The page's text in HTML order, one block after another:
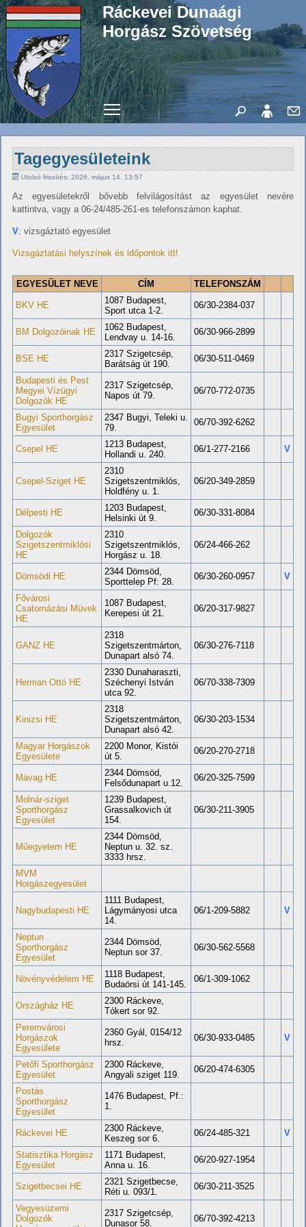
Ráckevei Dunaági
Horgász Szövetség
Toggle main menu visibility
Tagegyesületeink
Utolsó frissítés: 2026. május 14. 13:57
Az egyesületekről bővebb felvilágosítást az egyesület nevére
kattintva, vagy a 06-24/485-261-es telefonszámon kaphat.
V: vizsgáztató egyesület
Vizsgáztatási helyszínek és időpontok itt!
EGYESÜLET NEVE CÍM TELEFONSZÁM
BKV HE
1087 Budapest,
Sport utca 1-2.
06/30-2384-037
BM Dolgozóinak HE
1062 Budapest,
Lendvay u. 14-16.
06/30-966-2899
BSE HE
2317 Szigetcsép,
Barátság út 190.
06/30-511-0469
Budapesti és Pest
Megyei Vízügyi
Dolgozók HE
2317 Szigetcsép,
Napos út 79.
06/70-772-0735
Bugyi Sporthorgász
Egyesület
2347 Bugyi, Teleki u.
79.
06/70-392-6262
Csepel HE
1213 Budapest,
Hollandi u. 240.
06/1-277-2166 V
Csepel-Sziget HE
2310
Szigetszentmiklós,
Holdfény u. 1.
06/20-349-2859
Délpesti HE
1203 Budapest,
Helsinki út 9.
06/30-331-8084
Dolgozók
Szigetszentmiklósi
HE
2310
Szigetszentmiklós,
Horgász u. 18.
06/24-466-262
Dömsödi HE
2344 Dömsöd,
Sporttelep Pf: 28.
06/30-260-0957 V
Fővárosi
Csatornázási Müvek
HE
1087 Budapest,
Kerepesi út 21.
06/20-317-9827
GANZ HE
2318
Szigetszentmárton,
Dunapart alsó 74.
06/30-276-7118
Herman Ottó HE
2330 Dunaharaszti,
Széchenyi István
utca 92.
06/70-338-7309
Kinizsi HE
2318
Szigetszentmárton,
Dunapart alsó 42.
06/30-203-1534
Magyar Horgászok
Egyesülete
2200 Monor, Kistói
út 5.
06/20-270-2718
Mávag HE
2344 Dömsöd,
Felsődunapart u.12.
06/20-325-7599
Molnár-sziget
Sporthorgász
Egyesület
1239 Budapest,
Grassalkovich út
154.
06/30-211-3905
Műegyetem HE
2344 Dömsöd,
Neptun u. 32. sz.
3333 hrsz.
MVM
Horgászegyesület
Nagybudapesti HE
1111 Budapest,
Lágymányosi utca
14.
06/1-209-5882 V
Neptun
Sporthorgász
Egyesület
2344 Dömsöd,
Neptun sor 37.
06/30-562-5568
Növényvédelem HE
1118 Budapest,
Budaörsi út 141-145.
06/1-309-1062
Országház HE
2300 Ráckeve,
Tókert sor 92.
Peremvárosi
Horgászok
Egyesülete
2360 Gyál, 0154/12
hrsz.
06/30-933-0485 V
Petőfi Sporthorgász
Egyesület
2300 Ráckeve,
Angyali sziget 119.
06/20-474-6305
Postás
Sporthorgász
Egyesület
1476 Budapest, Pf.:
1.
Ráckevei HE
2300 Ráckeve,
Keszeg sor 6.
06/24-485-321 V
Statisztika Horgász
Egyesület
1171 Budapest,
Anna u. 16.
06/20-927-1954
Szigetbecsei HE
2321 Szigetbecse,
Réti u. 093/1.
06/30-211-3525
Vegyesüzemi
Dolgozók
2317 Szigetcsép,
Dunasor 58.
06/70-392-4213